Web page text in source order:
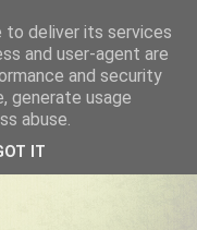
námi může žít v bytě,
to deliver its services
and user-agent are
and security
generate usage
abuse.
IT